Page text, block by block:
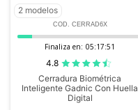
2 modelos
COD. CERRAD6X
Finaliza en: 05:17:50
4.8
Cerradura Biométrica
Inteligente Gadnic Con Huella
Digital